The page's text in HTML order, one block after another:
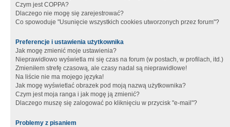
Czym jest COPPA?
Dlaczego nie mogę się zarejestrować?
Co spowoduje "Usunięcie wszystkich cookies utworzonych przez forum"?
Preferencje i ustawienia użytkownika
Jak mogę zmienić moje ustawienia?
Nieprawidłowo wyświetla mi się czas na forum (w postach, w profilach, itd.)
Zmieniłem strefę czasową, ale czasy nadal są nieprawidłowe!
Na liście nie ma mojego języka!
Jak mogę wyświetlać obrazek pod moją nazwą użytkownika?
Czym jest moja ranga i jak mogę ją zmienić?
Dlaczego muszę się zalogować po kliknięciu w przycisk "e-mail"?
Problemy z pisaniem